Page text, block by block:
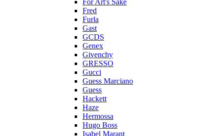
For Art's Sake
Fred
Furla
Gast
GCDS
Genex
Givenchy
GRESSO
Gucci
Guess Marciano
Guess
Hackett
Haze
Hermossa
Hugo Boss
Isabel Marant